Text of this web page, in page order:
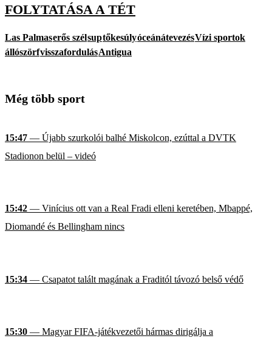
FOLYTATÁSA A TÉT
Las Palmaserős szélsuptőkesúlyóceánátevezésVízi sportok
állószörfvisszafordulásAntigua
Még több sport
15:47 — Újabb szurkolói balhé Miskolcon, ezúttal a DVTK
Stadionon belül – videó
15:42 — Vinícius ott van a Real Fradi elleni keretében, Mbappé,
Diomandé és Bellingham nincs
15:34 — Csapatot talált magának a Fraditól távozó belső védő
15:30 — Magyar FIFA-játékvezetői hármas dirigálja a